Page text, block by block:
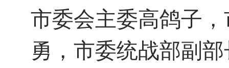
市委会主委高鸽子
勇，市委统战部副